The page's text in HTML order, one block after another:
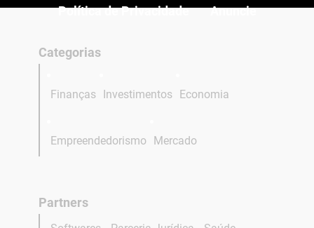
Política de Privacidade Anuncie
Categorias
Finanças Investimentos Economia
Empreendedorismo Mercado
Partners